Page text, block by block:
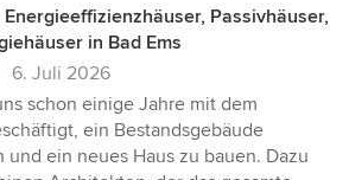
Passivhäuser,
in Bad Ems
6. Juli 2026
schon einige Jahre mit dem
ein Bestandsgebäude
und ein neues Haus zu bauen. Dazu